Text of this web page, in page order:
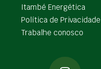
Itambé Energética
Política de Privacidade
Trabalhe conosco